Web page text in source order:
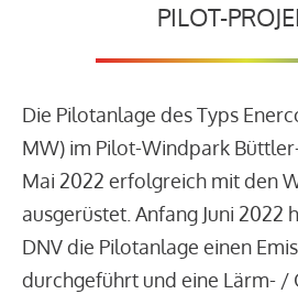
PILOT-
Die Pilotanlage des Typs
MW) im Pilot-Windpark
Mai 2022 erfolgreich mit den
ausgerüstet. Anfang Juni 2022
DNV die Pilotanlage einen
durchgeführt und eine Lärm- /